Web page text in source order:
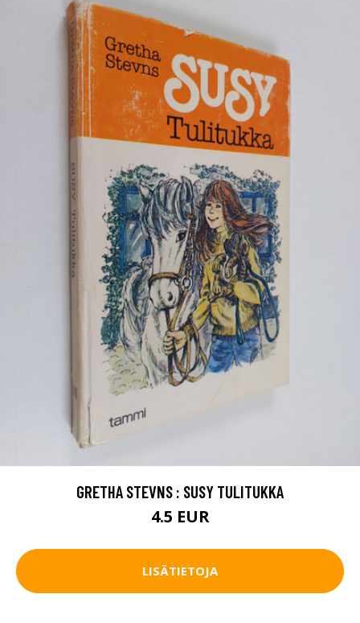
GRETHA STEVNS : SUSY TULITUKKA
4.5 EUR
LISÄTIETOJA